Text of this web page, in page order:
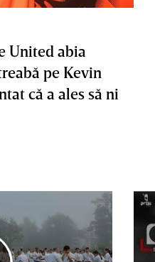
United abia
pe Kevin
că a ales să ni